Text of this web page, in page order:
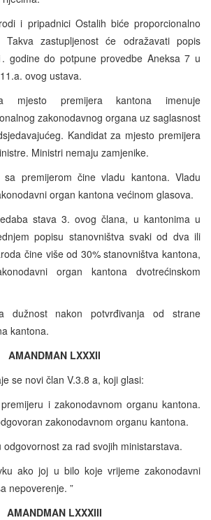
i pripadnici Ostalih biće proporcionalno
zastupljenost će odražavati popis
godine do potpune provedbe Aneksa 7 u
ovog ustava.
mjesto premijera kantona imenuje
zakonodavnog organa uz saglasnost
Kandidat za mjesto premijera
Ministri nemaju zamjenike.
premijerom čine vladu kantona. Vladu
organ kantona većinom glasova.
stava 3. ovog člana, u kantonima u
popisu stanovništva svaki od dva ili
čine više od 30% stanovništva kantona,
organ kantona dvotrećinskom
dužnost nakon potvrđivanja od strane
kantona.
AMANDMAN LXXXII
se novi član V.3.8 a, koji glasi:
i zakonodavnom organu kantona.
zakonodavnom organu kantona.
odgovornost za rad svojih ministarstava.
ako joj u bilo koje vrijeme zakonodavni
nepoverenje. ”
AMANDMAN LXXXIII